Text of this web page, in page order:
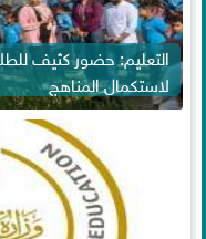
التعليم: حضور كثيف
لاستكمال المناهج